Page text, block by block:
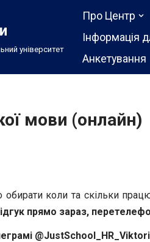
університет
Про Центр
Інформація
Анкетування
мови (онлайн)
обирати коли та скільки
прямо зараз,